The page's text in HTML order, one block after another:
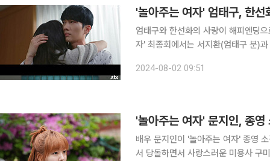
'놀아주는 여자' 엄태구, 한
엄태구와 한선화의 사랑이 해피엔딩으로 마무리 됐다. 1일 방송된
자' 최종회에서는 서지환(엄태구 분)과
분)의 습격으로 쓰러진 서지환은 고은
2024-08-02 09:51
배우 문지인이 '놀아주는 여자' 종영 소감을 전했다. 문지인은 JTBC 수
서 당돌하면서 사랑스러운 미용사 구미호 역